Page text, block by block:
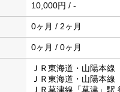
10,000円 / -
0ヶ月 / 2ヶ月
0ヶ月 / 0ヶ月
ＪＲ東海道・山陽本線
ＪＲ東海道・山陽本線
ＪＲ草津線「草津」駅